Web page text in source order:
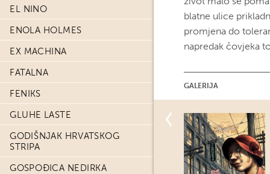
EL NINO
ENOLA HOLMES
EX MACHINA
FATALNA
FENIKS
GLUHE LASTE
GODIŠNJAK HRVATSKOG
STRIPA
GOSPOĐICA NEDIRKA
blatne ulice
promjena do
napredak čovjeka
GALERIJA